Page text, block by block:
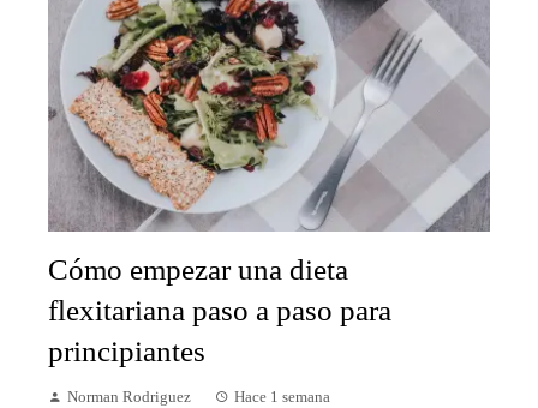
Cómo empezar una dieta
flexitariana paso a paso para
principiantes
Norman Rodriguez Hace 1 semana